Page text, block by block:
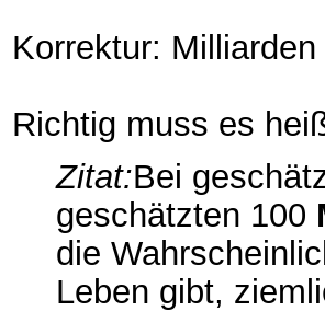
Korrektur:
Richtig muss es
Zitat:Bei
geschätzten 100
die
Leben gibt,